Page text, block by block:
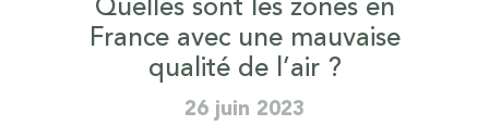
Quelles sont les zones en
France avec une mauvaise
qualité de l’air ?
26 juin 2023